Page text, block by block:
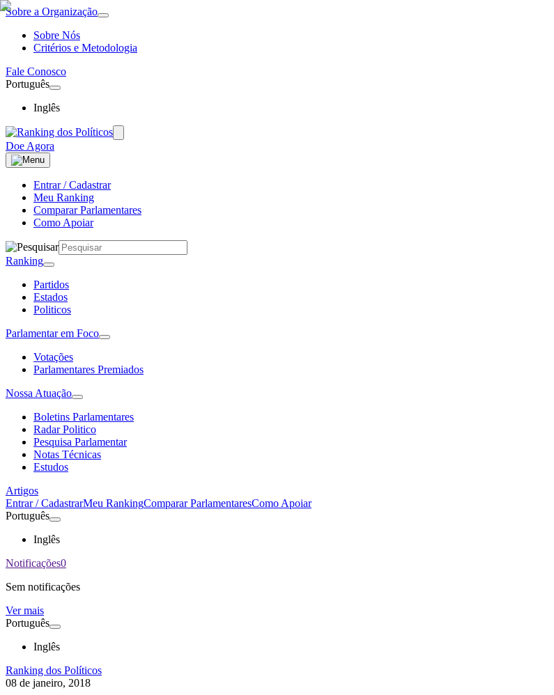
Sobre a Organização
Sobre Nós
Critérios e Metodologia
Fale Conosco
Português
Inglês
Doe Agora
Entrar / Cadastrar
Meu Ranking
Comparar Parlamentares
Como Apoiar
Ranking
Partidos
Estados
Politicos
Parlamentar em Foco
Votações
Parlamentares Premiados
Nossa Atuação
Boletins Parlamentares
Radar Politico
Pesquisa Parlamentar
Notas Técnicas
Estudos
Artigos
Entrar / CadastrarMeu RankingComparar ParlamentaresComo Apoiar
Português
Inglês
Notificações0
Sem notificações
Ver mais
Português
Inglês
Ranking dos Políticos
08 de janeiro, 2018